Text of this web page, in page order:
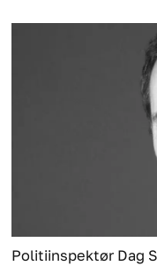
Politiinspektør Dag